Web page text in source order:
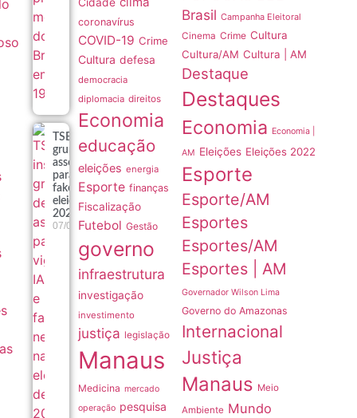
TSE institui
grupo de
assessoramento
para vigiar IA e
fake news nas
eleições de
2026
07/08
coronavírus
COVID-19 Crime
Cultura defesa
democracia
diplomacia direitos
Economia
educação
eleições energia
Esporte finanças
Fiscalização
Futebol Gestão
governo
infraestrutura
investigação
investimento
justiça legislação
Manaus
Medicina mercado
operação pesquisa
Brasil Campanha Eleitoral
Cinema Crime Cultura
Cultura/AM Cultura | AM
Destaque
Destaques
Economia Economia |
AM Eleições Eleições 2022
Esporte
Esporte/AM
Esportes
Esportes/AM
Esportes | AM
Governador Wilson Lima
Governo do Amazonas
Internacional
Justiça
Manaus Meio
Ambiente Mundo